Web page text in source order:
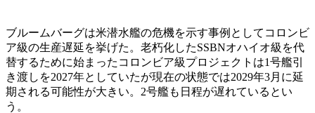
ブルームバーグは米潜水艦の危機を示す事例としてコロンビ
ア級の生産遅延を挙げた。老朽化したSSBNオハイオ級を代
替するために始まったコロンビア級プロジェクトは1号艦引
き渡しを2027年としていたが現在の状態では2029年3月に延
期される可能性が大きい。2号艦も日程が遅れているとい
う。